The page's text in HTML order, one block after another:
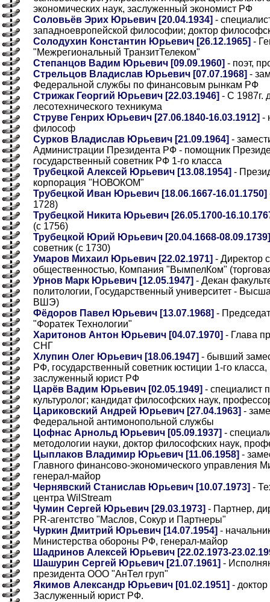
экономических наук, заслуженный экономист РФ
Соловьёв Эрих Юрьевич [20.04.1934] -
западноевропейской философии; доктор
Солодухин Константин Юрьевич [26.12.1965] -
"Межрегиональный ТранзитТелеком"
Степанцов Вадим Юрьевич [09.09.1960] - поэт,
Стрельцов Владислав Юрьевич [07.07.1968] -
Федеральной службы по финансовым рынкам РФ
Стрижак Георгий Юрьевич [22.03.1946] - С 1987г.
лесотехнического техникума
Струве Генрих Юрьевич [27.06.1840-16.03.1912] -
философ
Сурков Владислав Юрьевич [21.09.1964] -
Администрации Президента РФ - помощник
государственный советник РФ 1-го класса
Трубецкой Алексей Юрьевич [13.08.1954] -
корпорация "НОВОКОМ"
Трубецкой Иван Юрьевич [18.06.1667-16.01.1750]
1728)
Трубецкой Никита Юрьевич [26.05.1700-
(с 1756)
Трубецкой Юрий Юрьевич [20.04.1668-08.09.1739]
советник (с 1730)
Умаров Михаил Юрьевич [22.02.1971] - Директор
общественностью, Компания "ВымпелКом"
Урнов Марк Юрьевич [12.05.1947] - Декан
политологии, Государственный университет -
ВШЭ)
Фёдоров Павел Юрьевич [13.07.1968] -
"Форатек Технологии"
Харитонов Антон Юрьевич [04.07.1970] - Глава
СНГ
Хлупин Олег Юрьевич [18.06.1947] - бывший
РФ, государственный советник юстиции 1-го
заслуженный юрист РФ
Царёв Вадим Юрьевич [02.05.1949] - специалист
культуролог; кандидат философских наук,
Цариковский Андрей Юрьевич [27.04.1963] -
Федеральной антимонопольной службы
Цофнас Арнольд Юрьевич [05.09.1937] -
методологии науки, доктор философских наук,
Цыплаков Владимир Юрьевич [11.06.1958] -
Главного финансово-экономического управления
генерал-майор
Чернявский Станислав Юрьевич [10.07.1973] -
центра WilStream
Чумин Сергей Юрьевич [29.03.1973] - Партнер,
PR-агентство "Маслов, Сокур и Партнеры"
Чуркин Дмитрий Юрьевич [14.07.1954] -
Министерства обороны РФ, генерал-майор
Шадринов Алексей Юрьевич [22.02.1973-
Шашурин Сергей Юрьевич [21.07.1961] -
президента ООО "АнТел груп"
Якимов Александр Юрьевич [01.02.1951] -
Заслуженный юрист РФ.